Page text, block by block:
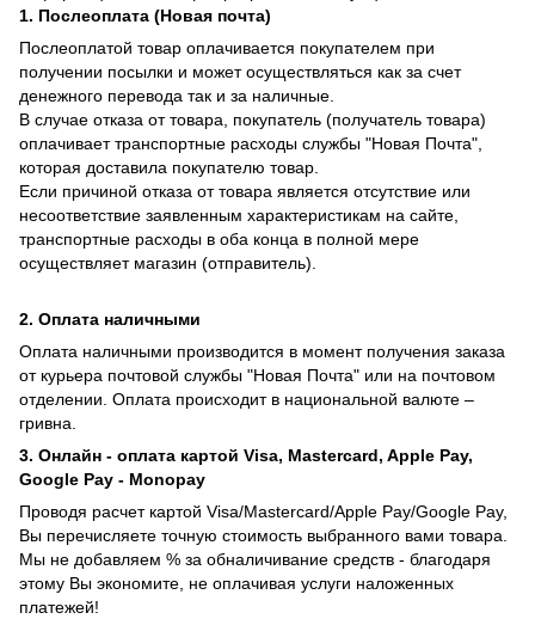
1. Послеоплата (Новая почта)
Послеоплатой товар оплачивается покупателем при
получении посылки и может осуществляться как за счет
денежного перевода так и за наличные.
В случае отказа от товара, покупатель (получатель товара)
оплачивает транспортные расходы службы "Новая Почта",
которая доставила покупателю товар.
Если причиной отказа от товара является отсутствие или
несоответствие заявленным характеристикам на сайте,
транспортные расходы в оба конца в полной мере
осуществляет магазин (отправитель).
2. Оплата наличными
Оплата наличными производится в момент получения заказа
от курьера почтовой службы "Новая Почта" или на почтовом
отделении. Оплата происходит в национальной валюте –
гривна.
3. Онлайн - оплата картой Visa, Mastercard, Apple Pay,
Google Pay - Monopay
Проводя расчет картой Visa/Mastercard/Apple Pay/Google Pay,
Вы перечисляете точную стоимость выбранного вами товара.
Мы не добавляем % за обналичивание средств - благодаря
этому Вы экономите, не оплачивая услуги наложенных
платежей!